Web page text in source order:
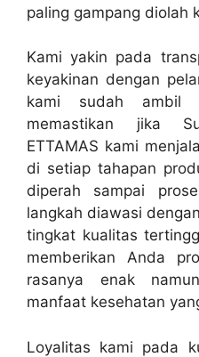
paling gampang diolah
Kami yakin pada
keyakinan dengan
kami sudah ambil
memastikan jika
ETTAMAS kami
di setiap tahapan
diperah sampai
langkah diawasi
tingkat kualitas
memberikan Anda
rasanya enak
manfaat kesehatan
Loyalitas kami pada